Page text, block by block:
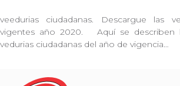
veedurias ciudadanas. Descargue las
vigentes año 2020. Aquí se describen
vedurias ciudadanas del año de vigencia…